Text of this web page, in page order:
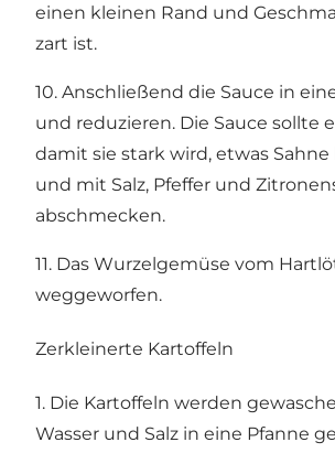
einen kleinen Rand und
zart ist.
10. Anschließend die Sauce in
und reduzieren. Die Sauce sollte
damit sie stark wird, etwas
und mit Salz, Pfeffer und
abschmecken.
11. Das Wurzelgemüse vom
weggeworfen.
Zerkleinerte Kartoffeln
1. Die Kartoffeln werden
Wasser und Salz in eine Pfanne